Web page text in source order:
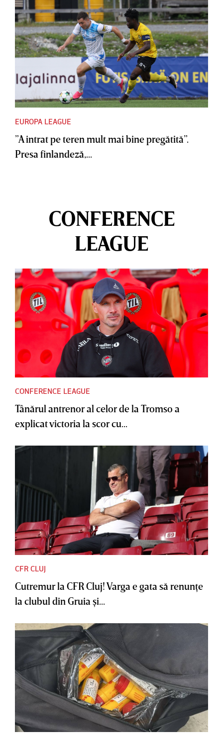
EUROPA LEAGUE
”A intrat pe teren mult mai bine pregătită”.
Presa finlandeză,...
CONFERENCE
LEAGUE
CONFERENCE LEAGUE
Tânărul antrenor al celor de la Tromso a
explicat victoria la scor cu...
CFR CLUJ
Cutremur la CFR Cluj! Varga e gata să renunţe
la clubul din Gruia şi...